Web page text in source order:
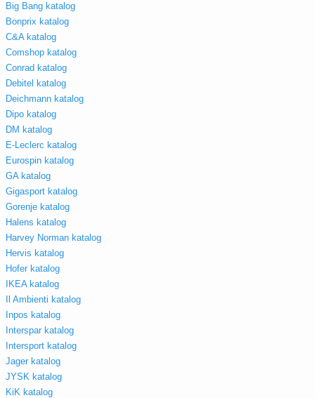
Big Bang katalog
Bonprix katalog
C&A katalog
Comshop katalog
Conrad katalog
Debitel katalog
Deichmann katalog
Dipo katalog
DM katalog
E-Leclerc katalog
Eurospin katalog
GA katalog
Gigasport katalog
Gorenje katalog
Halens katalog
Harvey Norman katalog
Hervis katalog
Hofer katalog
IKEA katalog
Il Ambienti katalog
Inpos katalog
Interspar katalog
Intersport katalog
Jager katalog
JYSK katalog
KiK katalog